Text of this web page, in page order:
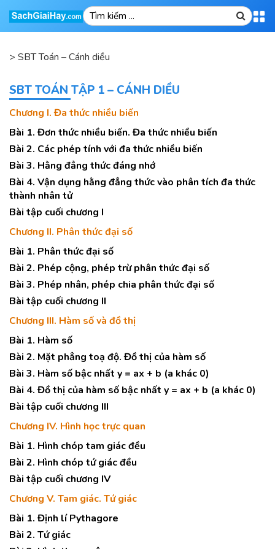
> SBT Toán – Cánh diều
SBT TOÁN TẬP 1 – CÁNH DIỀU
Chương I. Đa thức nhiều biến
Bài 1. Đơn thức nhiều biến. Đa thức nhiều biến
Bài 2. Các phép tính với đa thức nhiều biến
Bài 3. Hằng đẳng thức đáng nhớ
Bài 4. Vận dụng hằng đẳng thức vào phân tích đa thức
thành nhân tử
Bài tập cuối chương I
Chương II. Phân thức đại số
Bài 1. Phân thức đại số
Bài 2. Phép cộng, phép trừ phân thức đại số
Bài 3. Phép nhân, phép chia phân thức đại số
Bài tập cuối chương II
Chương III. Hàm số và đồ thị
Bài 1. Hàm số
Bài 2. Mặt phẳng toạ độ. Đồ thị của hàm số
Bài 3. Hàm số bậc nhất y = ax + b (a khác 0)
Bài 4. Đồ thị của hàm số bậc nhất y = ax + b (a khác 0)
Bài tập cuối chương III
Chương IV. Hình học trực quan
Bài 1. Hình chóp tam giác đều
Bài 2. Hình chóp tứ giác đều
Bài tập cuối chương IV
Chương V. Tam giác. Tứ giác
Bài 1. Định lí Pythagore
Bài 2. Tứ giác